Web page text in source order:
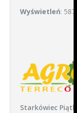
Wyświetleń: 587
Starkówiec